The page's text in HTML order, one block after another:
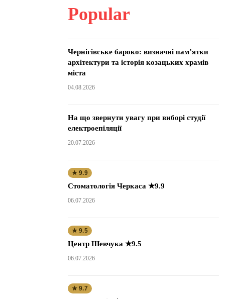
Popular
Чернігівське бароко: визначні пам’ятки
архітектури та історія козацьких храмів
міста
04.08.2026
На що звернути увагу при виборі студії
електроепіляції
20.07.2026
★ 9.9
Стоматологія Черкаса ★9.9
06.07.2026
★ 9.5
Центр Шевчука ★9.5
06.07.2026
★ 9.7